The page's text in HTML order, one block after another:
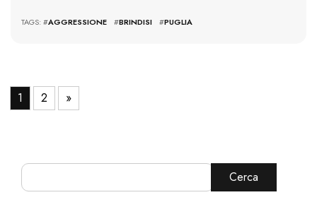
TAGS: #AGGRESSIONE #BRINDISI #PUGLIA
1 2 »
Cerca